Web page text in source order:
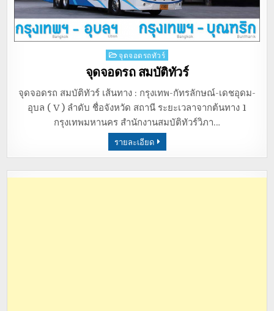
Posted
in
จุดจอดรถทัวร์
จุดจอดรถ สมบัติทัวร์
จุดจอดรถ สมบัติทัวร์ เส้นทาง : กรุงเทพ-กัทรลักษณ์-เดชอุดม-
อุบล ( V ) ลำดับ ชื่อจังหวัด สถานี ระยะเวลาจากต้นทาง 1
กรุงเทพมหานคร สำนักงานสมบัติทัวร์วิภา…
รายละเอียด